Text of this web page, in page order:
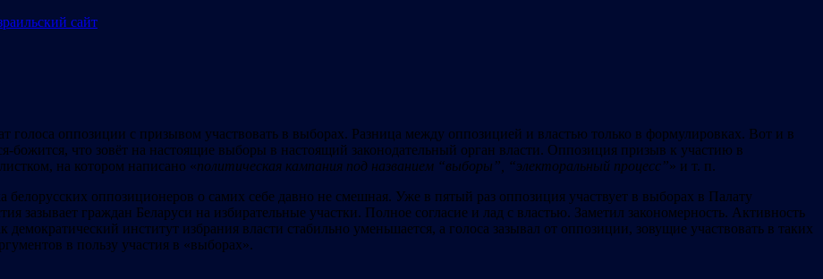
оппозиции с призывом участвовать в выборах. Разница между оппозицией и властью только в формулировках. Вот и в
что зовёт на настоящие выборы в настоящий законодательный орган власти. Оппозиция призыв к участию в
на котором написано «политическая кампания под названием “выборы ” “электоральный процесс”» и т. п.
белорусских оппозиционеров о самих себе давно не смешная. Уже в пятый раз оппозиция участвует в выборах в Палату
зазывает граждан Беларуси на избирательные участки. Полное согласие и лад с властью. Заметил закономерность. Активность
институт избрания власти стабильно уменьшается, а голоса зазывал от оппозиции, зовущие участвовать в таких
в пользу участия в «выборах».